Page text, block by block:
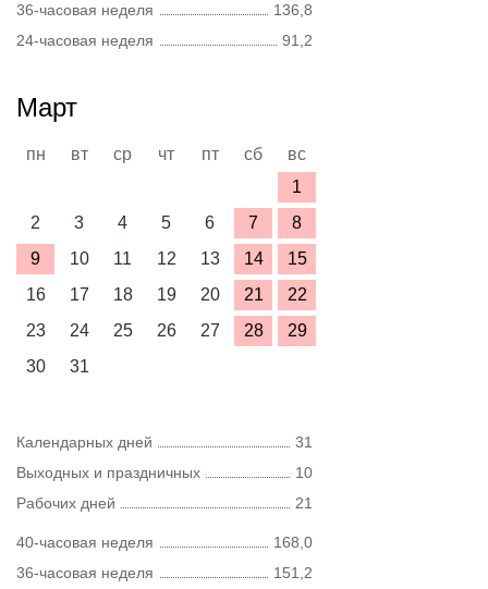
36-часовая неделя
136,8
24-часовая неделя
91,2
Март
пн вт ср чт пт сб
вс
1
2
3 4 5 6 7
8
9
10 11 12 13 14
15
16
17 18 19 20 21
22
23
24 25 26 27 28
29
30
31
Календарных дней
31
Выходных и праздничных
10
Рабочих дней
21
40-часовая неделя
168,0
36-часовая неделя
151,2